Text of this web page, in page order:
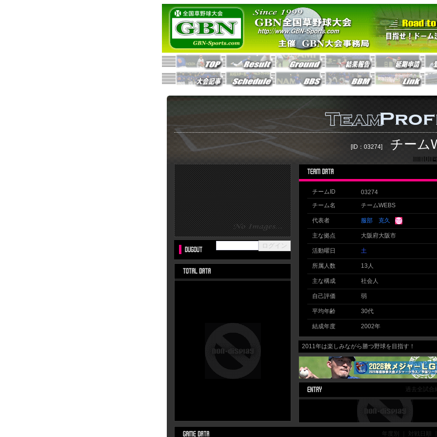
[ID：03274] チーム
チームID 03274
チーム名 チームWEBS
代表者 服部 克久
主な拠点 大阪府大阪市
活動曜日 土
所属人数 13人
主な構成 社会人
自己評価 弱
平均年齢 30代
結成年度 2002年
2011年は楽しみながら勝つ野球を目指す！
過去全試合
年度別 ｜ 対戦日順